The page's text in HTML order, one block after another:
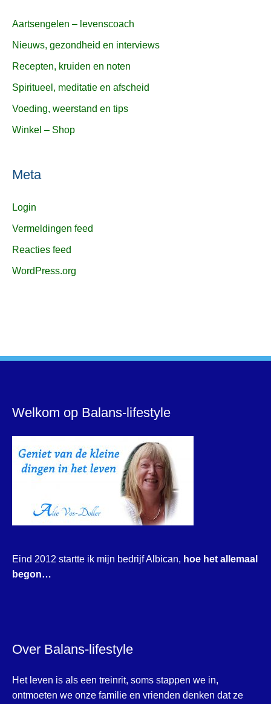
Aartsengelen – levenscoach
Nieuws, gezondheid en interviews
Recepten, kruiden en noten
Spiritueel, meditatie en afscheid
Voeding, weerstand en tips
Winkel – Shop
Meta
Login
Vermeldingen feed
Reacties feed
WordPress.org
Welkom op Balans-lifestyle
Eind 2012 startte ik mijn bedrijf Albican, hoe het allemaal
begon…
Over Balans-lifestyle
Het leven is als een treinrit, soms stappen we in,
ontmoeten we onze familie en vrienden denken dat ze